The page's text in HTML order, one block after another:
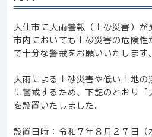
大仙市に大雨警報（土砂災害）が
市内においても土砂災害の危険性
で十分な警戒をお願いいたします
大雨による土砂災害や低い土地の
に警戒するため、下記のとおり「
を設置いたしました。
設置日時：令和７年８月２７日（